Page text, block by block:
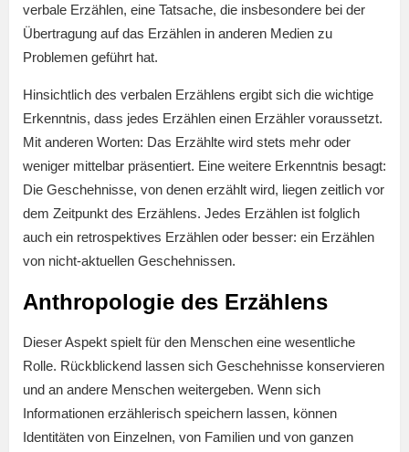
verbale Erzählen, eine Tatsache, die insbesondere bei der
Übertragung auf das Erzählen in anderen Medien zu
Problemen geführt hat.
Hinsichtlich des verbalen Erzählens ergibt sich die wichtige
Erkenntnis, dass jedes Erzählen einen Erzähler voraussetzt.
Mit anderen Worten: Das Erzählte wird stets mehr oder
weniger mittelbar präsentiert. Eine weitere Erkenntnis besagt:
Die Geschehnisse, von denen erzählt wird, liegen zeitlich vor
dem Zeitpunkt des Erzählens. Jedes Erzählen ist folglich
auch ein retrospektives Erzählen oder besser: ein Erzählen
von nicht-aktuellen Geschehnissen.
Anthropologie des Erzählens
Dieser Aspekt spielt für den Menschen eine wesentliche
Rolle. Rückblickend lassen sich Geschehnisse konservieren
und an andere Menschen weitergeben. Wenn sich
Informationen erzählerisch speichern lassen, können
Identitäten von Einzelnen, von Familien und von ganzen